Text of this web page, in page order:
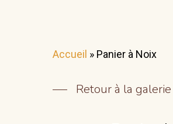
Accueil » Panier à Noix
Retour à la galerie